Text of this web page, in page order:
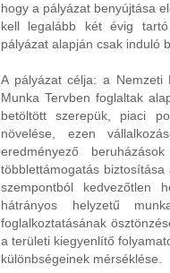
hogy a pályázat benyújtása
kell legalább két évig tartó
pályázat alapján csak induló
A pályázat célja: a Nemzeti
Munka Tervben foglaltak
betöltött szerepük, piaci
növelése, ezen
eredményező
többlettámogatás
szempontból kedvezőtlen
hátrányos helyzetű
foglalkoztatásának
a területi kiegyenlítő
különbségeinek mérséklése.